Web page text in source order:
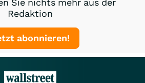
Sie nichts mehr aus der
Redaktion
abonnieren!